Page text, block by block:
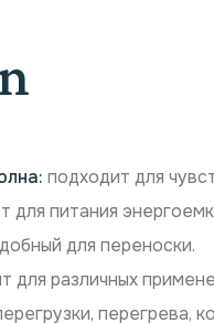
подходит для
для питания
для переноски.
для различных
перегрева,